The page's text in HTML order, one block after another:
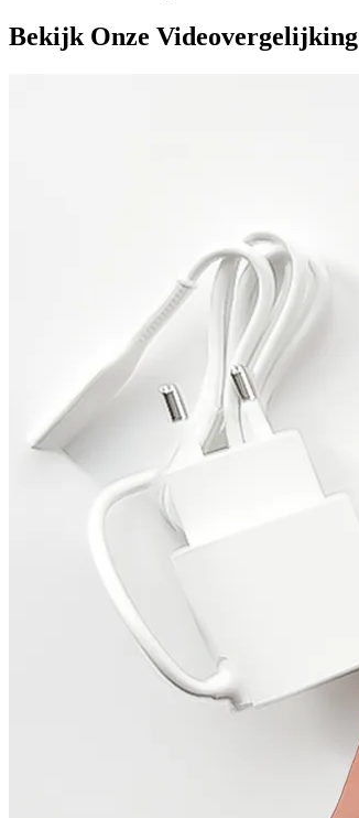
Bekijk Onze Videovergelijking